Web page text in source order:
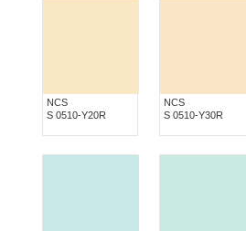
NCS
S 0510-Y20R
NCS
S 0510-Y30R